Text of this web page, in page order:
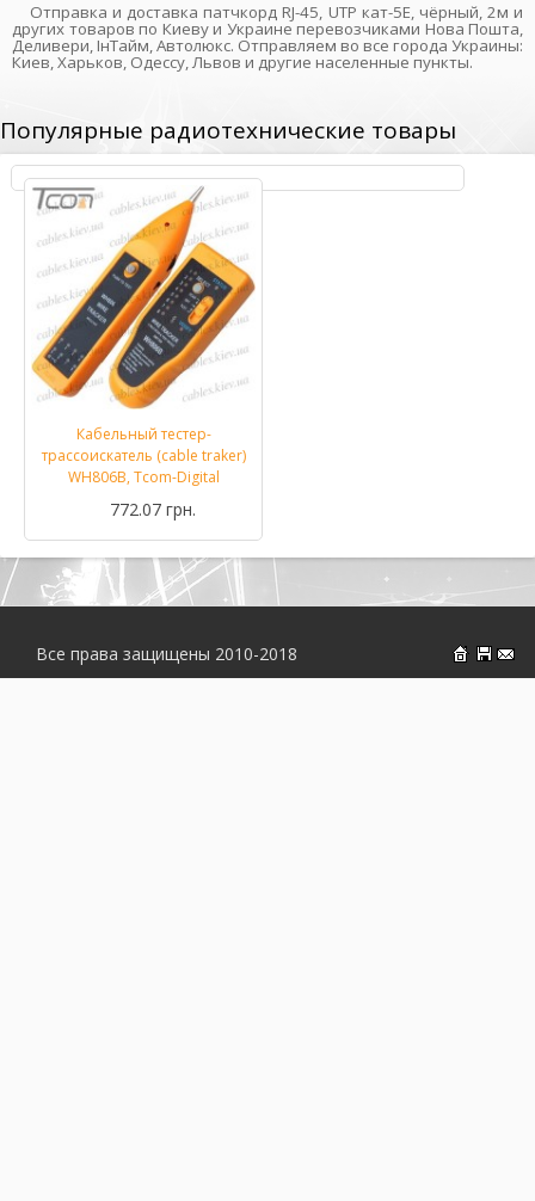
Отправка и доставка патчкорд RJ-45, UTP кат-5E, чёрный, 2м и
других товаров по Киеву и Украине перевозчиками Нова Пошта,
Деливери, ІнТайм, Автолюкс. Отправляем во все города Украины:
Киев, Харьков, Одессу, Львов и другие населенные пункты.
Популярные радиотехнические товары
Кабельный тестер-
трассоискатель (cable traker)
WH806B, Tcom-Digital
772.07 грн.
На
Все права защищены 2010-2018